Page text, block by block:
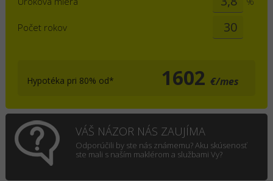
Počet rokov
Hypotéka pri 80% od* 1602€/mes
VÁŠ NÁZOR NÁS ZAUJÍMA
Odporúčili by ste nás známemu? Aku skúsenosť
ste mali s naším maklérom a službami Vy?